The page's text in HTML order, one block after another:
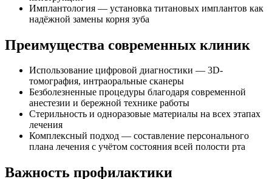
Имплантология — установка титановых имплантов как
надёжной замены корня зуба
Преимущества современных клиник
Использование цифровой диагностики — 3D-
томография, интраоральные сканеры
Безболезненные процедуры благодаря современной
анестезии и бережной технике работы
Стерильность и одноразовые материалы на всех этапах
лечения
Комплексный подход — составление персонального
плана лечения с учётом состояния всей полости рта
Важность профилактики